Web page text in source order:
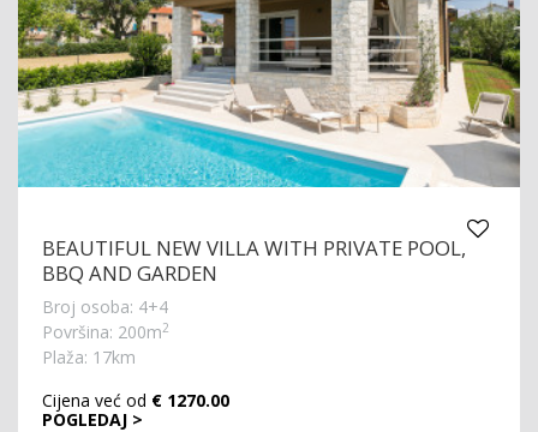
BEAUTIFUL NEW VILLA WITH PRIVATE POOL,
BBQ AND GARDEN
Broj osoba: 4+4
Površina: 200m2
Plaža: 17km
POGLEDAJ >
Cijena već od € 1270.00